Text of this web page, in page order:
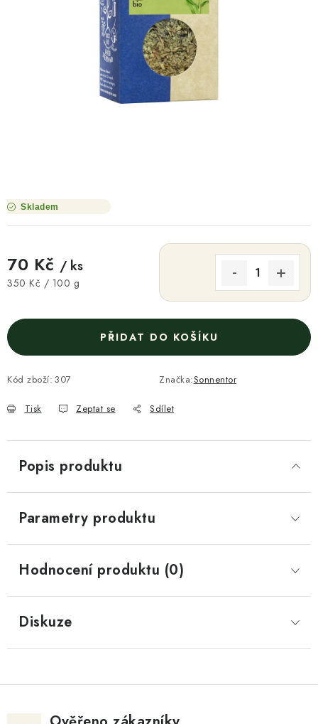
NÁŠ PŘÍBĚH FIREMNÍ DÁRKY
DOPRAVA A PLATBA
Skladem
70 Kč / ks
Měrná cena:
350 Kč / 100 g
PŘIDAT DO KOŠÍKU
Kód zboží: 307 Značka:Sonnentor
Tisk Zeptat se Sdílet
Popis produktu
Parametry produktu
Hodnocení produktu (0)
Diskuze